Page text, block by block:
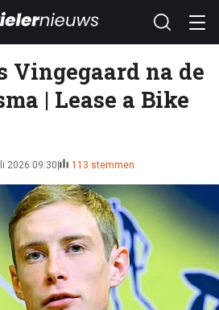
Vingegaard na de
| Lease a Bike
2026 09:30 113 stemmen